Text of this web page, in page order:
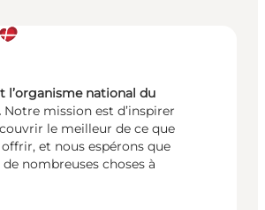
l’organisme national du
Notre mission est d’inspirer
le meilleur de ce que
et nous espérons que
nombreuses choses à